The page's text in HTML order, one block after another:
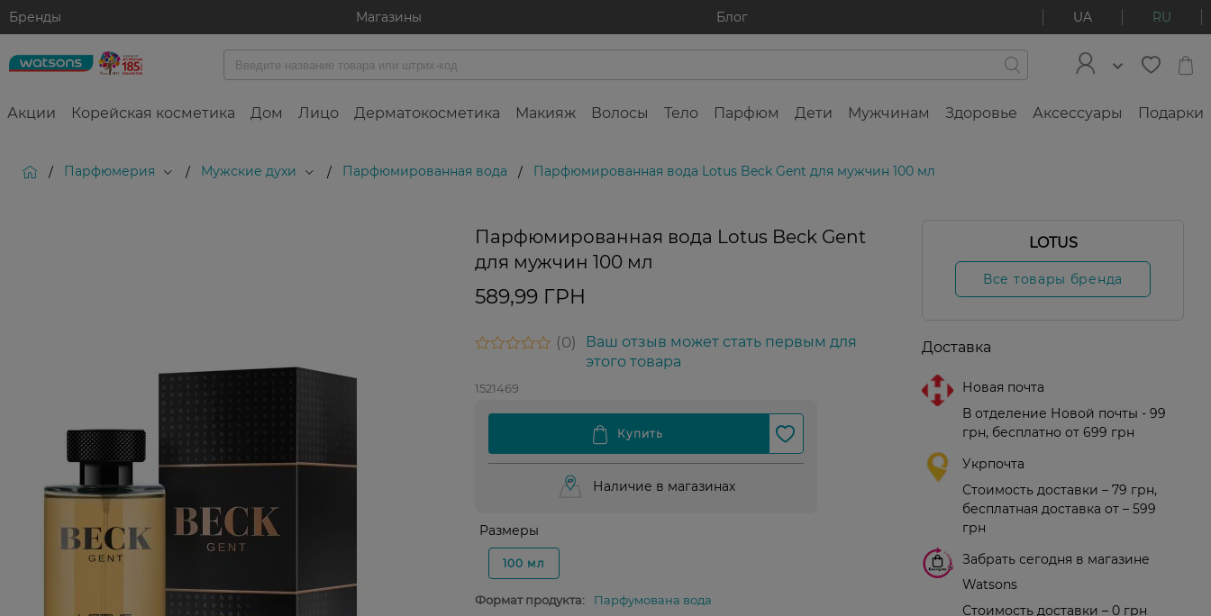
Бренды Магазины Блог UA RU
Акции Корейская косметика Дом Лицо Дерматокосметика Макияж Волосы Тело Парфюм Дети Мужчинам Здоровье Аксессуары Подарки
/ Парфюмерия / Мужские духи / Парфюмированная вода / Парфюмированная вода Lotus Beck Gent для мужчин 100 мл
Парфюмированная вода Lotus Beck Gent
для мужчин 100 мл
589,99 ГРН
0
Ваш отзыв может стать первым для
этого товара
1521469
Наличие в магазинах
Размеры
100 мл
Формат продукта:
Парфумована вода
LOTUS
Все товары бренда
Доставка
Новая почта
В отделение Новой почты - 99
грн, бесплатно от 699 грн
Укрпочта
Стоимость доставки – 79 грн,
бесплатная доставка от – 599
грн
Забрать сегодня в магазине
Watsons
Стоимость доставки – 0 грн